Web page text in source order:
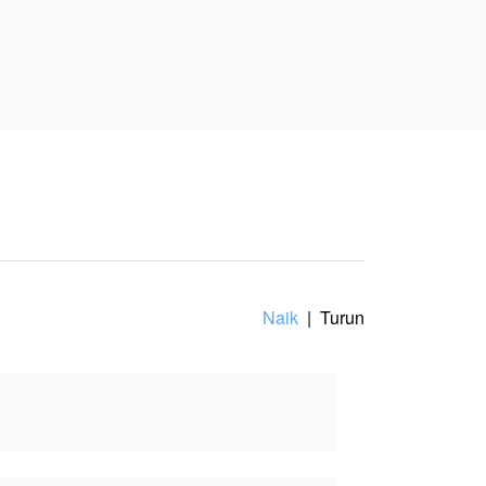
Dania penuh
tidak mau kakaknya
Naik | Turun